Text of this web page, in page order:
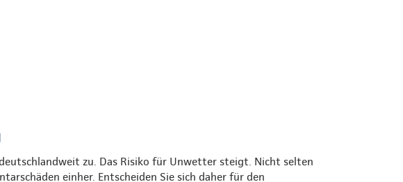
zu. Das Risiko für Unwetter steigt. Nicht selten
einher. Entscheiden Sie sich daher für den